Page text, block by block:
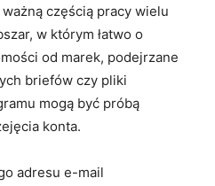
częścią pracy wielu
w którym łatwo o
od marek, podejrzane
briefów czy pliki
mogą być próbą
konta.
adresu e-mail